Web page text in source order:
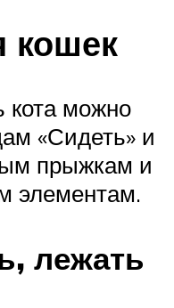
кошек
кота можно
«Сидеть» и
прыжкам и
элементам.
лежать